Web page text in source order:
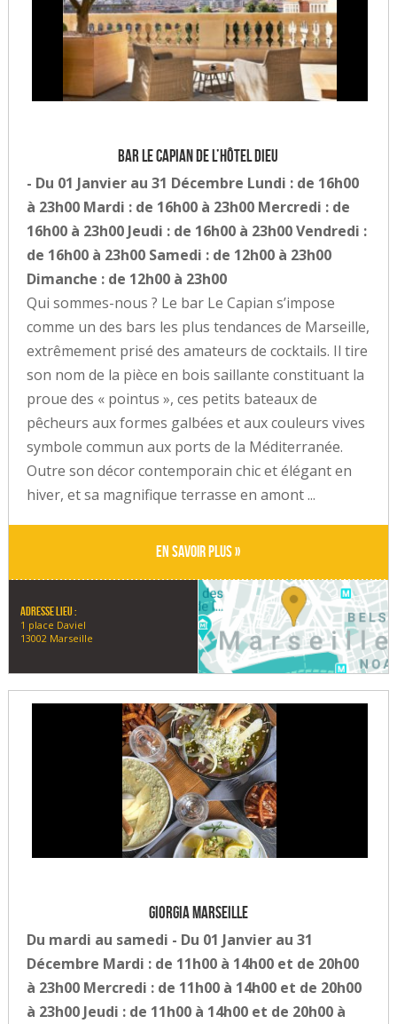
Bar Le Capian de l’Hôtel Dieu
- Du 01 Janvier au 31 Décembre Lundi : de 16h00
à 23h00 Mardi : de 16h00 à 23h00 Mercredi : de
16h00 à 23h00 Jeudi : de 16h00 à 23h00 Vendredi :
de 16h00 à 23h00 Samedi : de 12h00 à 23h00
Dimanche : de 12h00 à 23h00
Qui sommes-nous ? Le bar Le Capian s’impose
comme un des bars les plus tendances de Marseille,
extrêmement prisé des amateurs de cocktails. Il tire
son nom de la pièce en bois saillante constituant la
proue des « pointus », ces petits bateaux de
pêcheurs aux formes galbées et aux couleurs vives
symbole commun aux ports de la Méditerranée.
Outre son décor contemporain chic et élégant en
hiver, et sa magnifique terrasse en amont ...
En savoir plus »
Adresse lieu :
1 place Daviel
13002 Marseille
Giorgia Marseille
Du mardi au samedi - Du 01 Janvier au 31
Décembre Mardi : de 11h00 à 14h00 et de 20h00
à 23h00 Mercredi : de 11h00 à 14h00 et de 20h00
à 23h00 Jeudi : de 11h00 à 14h00 et de 20h00 à